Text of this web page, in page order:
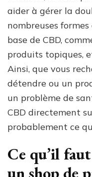
aider à gérer la
nombreuses
base de CBD,
produits topiques,
Ainsi, que vous
détendre ou un
un problème de
CBD directement
probablement ce
Ce qu’il